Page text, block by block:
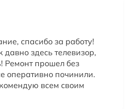
спасибо за работу!
давно здесь телевизор,
Ремонт прошел без
оперативно починили.
всем своим